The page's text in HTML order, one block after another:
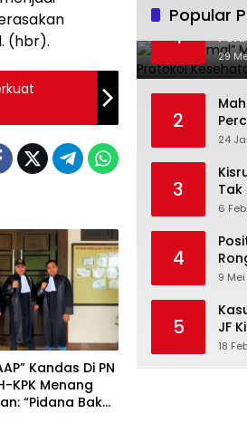
(hbr).
Kandas Di PN
KPK Menang
“Pidana Bakal
Popular
1
29
2
24
3
Tak
6
4
9
5
JF
18